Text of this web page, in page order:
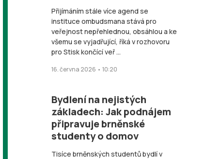
Přijímáním stále více agend se
instituce ombudsmana stává pro
veřejnost nepřehlednou, obsáhlou a ke
všemu se vyjadřující, říká v rozhovoru
pro Stisk končící veř ...
16. června 2026 • 10:20
Bydlení na nejistých
základech: Jak podnájem
připravuje brněnské
studenty o domov
Tisíce brněnských studentů bydlí v